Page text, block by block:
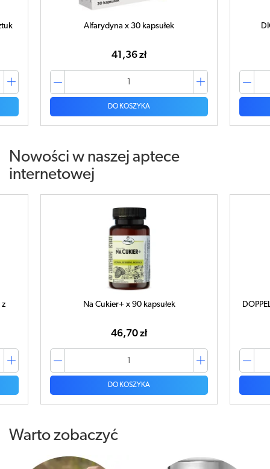
Alfarydyna x 30 kapsułek
41,36 zł
DO KOSZYKA
Nowości w naszej aptece
internetowej
z Na Cukier+ x 90 kapsułek
46,70 zł
DO KOSZYKA
Warto zobaczyć